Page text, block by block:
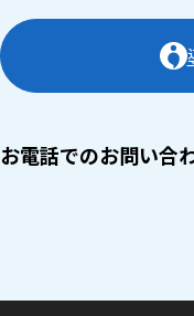
お電話でのお問い合